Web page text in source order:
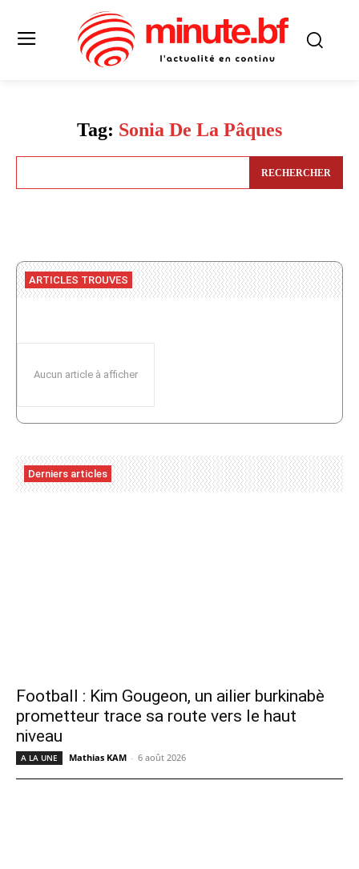
Tag: Sonia De La Pâques
RECHERCHER
ARTICLES TROUVES
Aucun article à afficher
Derniers articles
Football : Kim Gougeon, un ailier burkinabè
prometteur trace sa route vers le haut
niveau
A LA UNE Mathias KAM - 6 août 2026